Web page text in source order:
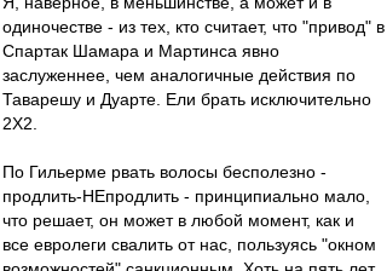
одиночестве - из тех, кто считает, что "привод" в
Спартак Шамара и Мартинса явно
заслуженнее, чем аналогичные действия по
Таварешу и Дуарте. Ели брать исключительно
2Х2.
По Гильерме рвать волосы бесполезно -
продлить-НЕпродлить - принципиально мало,
что решает, он может в любой момент, как и
все евролеги свалить от нас, пользуясь "окном